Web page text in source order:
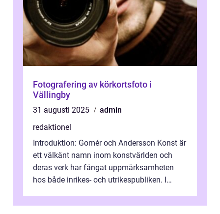
Fotografering av körkortsfoto i
Vällingby
31 augusti 2025
admin
redaktionel
Introduktion: Gomér och Andersson Konst är
ett välkänt namn inom konstvärlden och
deras verk har fångat uppmärksamheten
hos både inrikes- och utrikespubliken. I